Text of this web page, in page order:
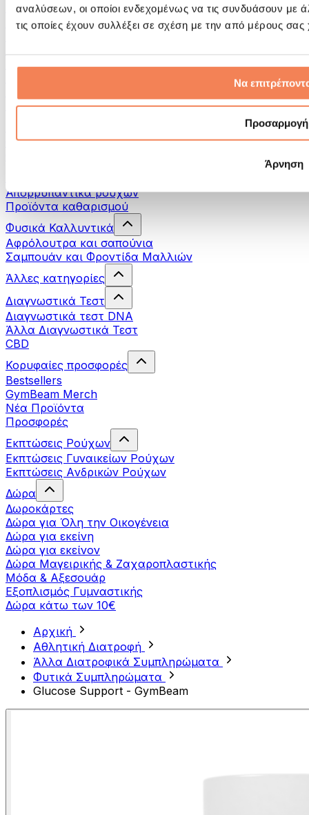
αναλύσεων, οι οποίοι ενδεχομένως να τις συνδυάσουν με
τις οποίες έχουν συλλέξει σε σχέση με την από μέρους
Να
Προσαρμογή
Άρνηση
Αξεσουάρ με βάση τη δραστηριότητα
Tρέξιμο
Γιόγκα & Πιλάτες
Πεζοπορία
Θεραπεία με Κόκκινο Φως
Απορρυπαντικά ρούχων
Προϊόντα καθαρισμού
Φυσικά Καλλυντικά
Αφρόλουτρα και σαπούνια
Σαμπουάν και Φροντίδα Μαλλιών
Άλλες κατηγορίες
Διαγνωστικά Τεστ
Διαγνωστικά τεστ DNA
Άλλα Διαγνωστικά Τεστ
CBD
Κορυφαίες προσφορές
Bestsellers
GymBeam Merch
Νέα Προϊόντα
Προσφορές
Εκπτώσεις Ρούχων
Εκπτώσεις Γυναικείων Ρούχων
Εκπτώσεις Aνδρικών Ρούχων
Δώρα
Δωροκάρτες
Δώρα για Όλη την Οικογένεια
Δώρα για εκείνη
Δώρα για εκείνον
Δώρα Μαγειρικής & Ζαχαροπλαστικής
Μόδα & Αξεσουάρ
Εξοπλισμός Γυμναστικής
Δώρα κάτω των 10€
Αρχική
Αθλητική Διατροφή
Άλλα Διατροφικά Συμπληρώματα
Φυτικά Συμπληρώματα
Glucose Support - GymBeam